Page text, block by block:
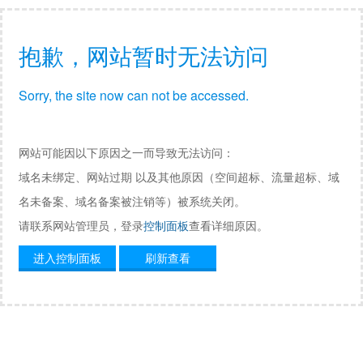
抱歉，网站暂时无法访问
Sorry, the site now can not be accessed.
网站可能因以下原因之一而导致无法访问：
域名未绑定、网站过期 以及其他原因（空间超标、流量超标、域
名未备案、域名备案被注销等）被系统关闭。
请联系网站管理员，登录控制面板查看详细原因。
进入控制面板
刷新查看